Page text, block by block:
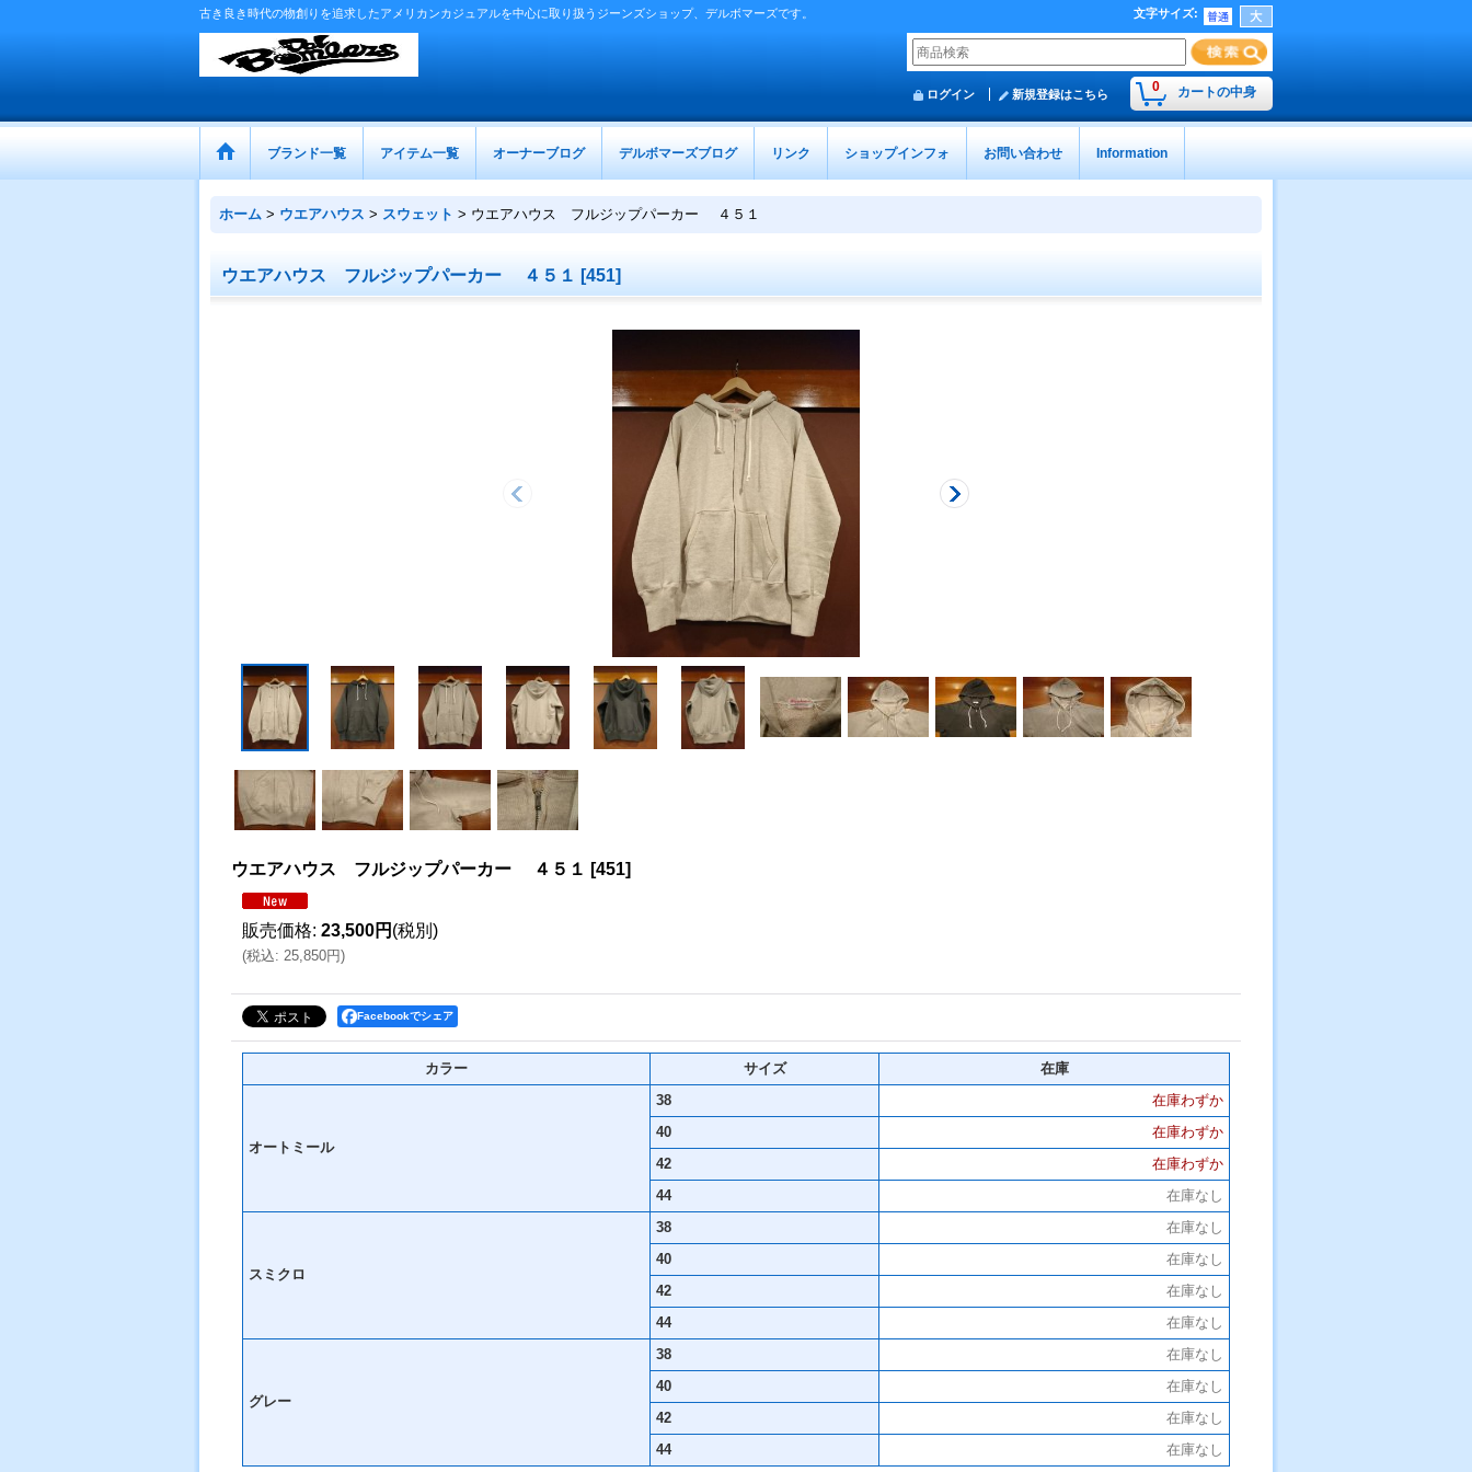
古き良き時代の物創りを追求したアメリカンカジュアルを中心に取り扱うジーンズショップ、デルボマーズです。 文字サイズ:
0 カートの中身
ログイン 新規登録はこちら
ブランド一覧 アイテム一覧 オーナーブログ デルボマーズブログ リンク ショップインフォ お問い合わせ Information
ホーム > ウエアハウス > スウェット > ウエアハウス フルジップパーカー ４５１
ウエアハウス フルジップパーカー ４５１ [451]
ウエアハウス フルジップパーカー ４５１ [451]
販売価格: 23,500円 (税別)
(税込: 25,850円)
Facebookでシェア
カラー サイズ 在庫
オートミール
38
在庫わずか
40
在庫わずか
42
在庫わずか
44
在庫なし
スミクロ
38
在庫なし
40
在庫なし
42
在庫なし
44
在庫なし
グレー
38
在庫なし
40
在庫なし
42
在庫なし
44
在庫なし